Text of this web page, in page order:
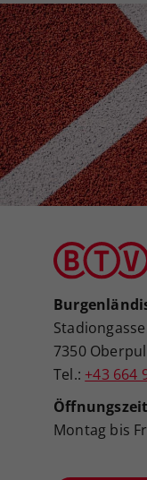
7350
Tel.: +43 664
Montag bis